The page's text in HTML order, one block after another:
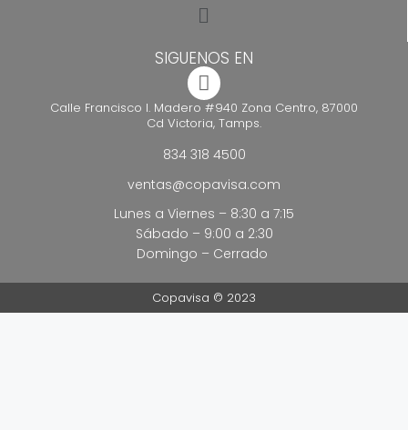
SIGUENOS EN
Calle Francisco I. Madero #940 Zona Centro, 87000
Cd Victoria, Tamps.
834 318 4500
ventas@copavisa.com
Lunes a Viernes – 8:30 a 7:15
Sábado – 9:00 a 2:30
Domingo – Cerrado
Copavisa © 2023